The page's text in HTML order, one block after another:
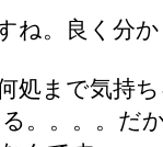
ね。良く分
処まで気持
。。。。だ